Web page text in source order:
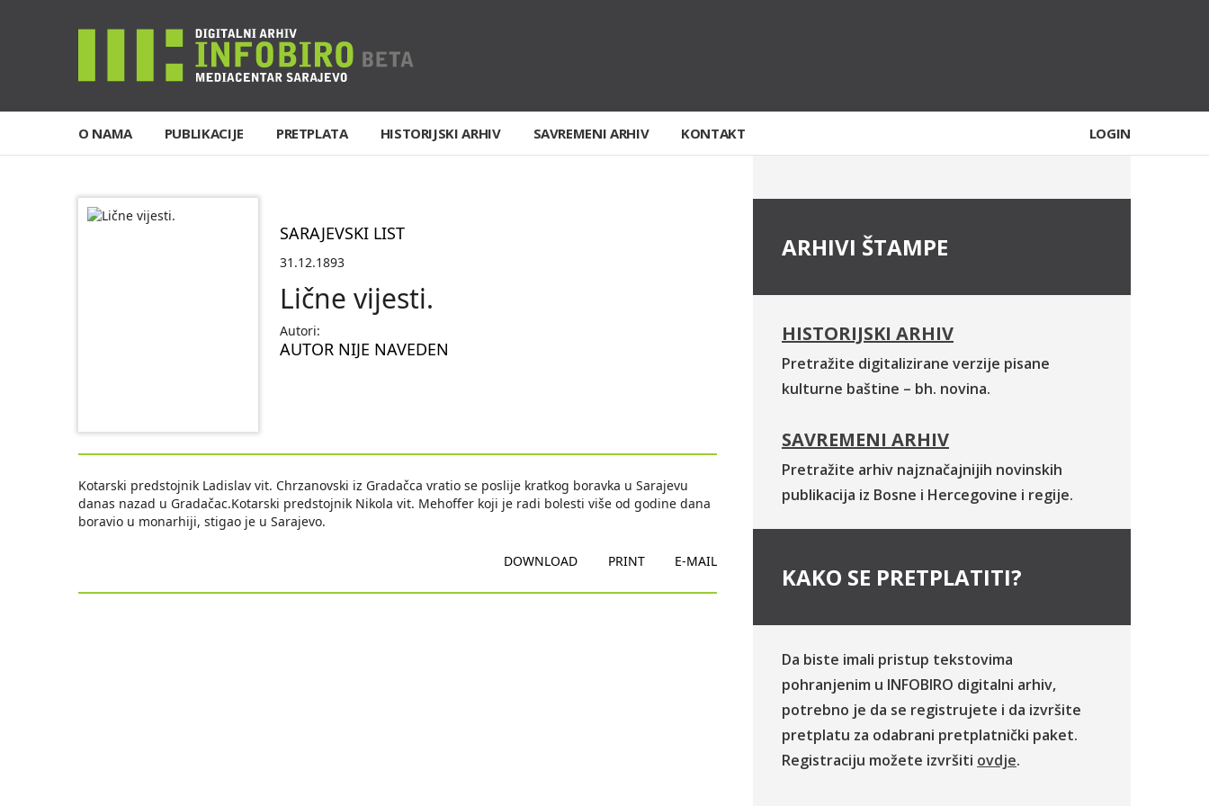
O NAMA PUBLIKACIJE PRETPLATA HISTORIJSKI ARHIV SAVREMENI ARHIV KONTAKT LOGIN
SARAJEVSKI LIST
31.12.1893
Lične vijesti.
Autori:
AUTOR NIJE NAVEDEN
Kotarski predstojnik Ladislav vit. Chrzanovski iz Gradačca vratio se poslije kratkog boravka u Sarajevu
danas nazad u Gradačac.Kotarski predstojnik Nikola vit. Mehoffer koji je radi bolesti više od godine dana
boravio u monarhiji, stigao je u Sarajevo.
DOWNLOAD PRINT E-MAIL
ARHIVI ŠTAMPE
HISTORIJSKI ARHIV
Pretražite digitalizirane verzije pisane
kulturne baštine – bh. novina.
SAVREMENI ARHIV
Pretražite arhiv najznačajnijih novinskih
publikacija iz Bosne i Hercegovine i regije.
KAKO SE PRETPLATITI?
Da biste imali pristup tekstovima
pohranjenim u INFOBIRO digitalni arhiv,
potrebno je da se registrujete i da izvršite
pretplatu za odabrani pretplatnički paket.
Registraciju možete izvršiti ovdje.